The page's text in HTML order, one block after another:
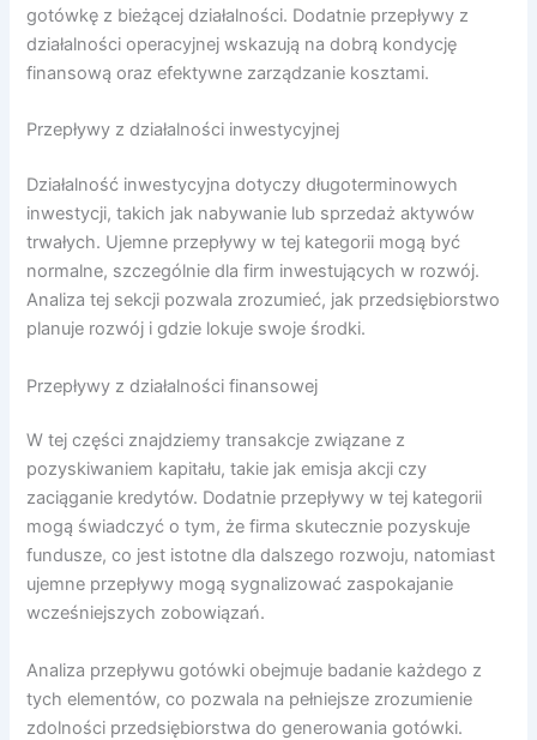
gotówkę z bieżącej działalności. Dodatnie przepływy z
działalności operacyjnej wskazują na dobrą kondycję
finansową oraz efektywne zarządzanie kosztami.
Przepływy z działalności inwestycyjnej
Działalność inwestycyjna dotyczy długoterminowych
inwestycji, takich jak nabywanie lub sprzedaż aktywów
trwałych. Ujemne przepływy w tej kategorii mogą być
normalne, szczególnie dla firm inwestujących w rozwój.
Analiza tej sekcji pozwala zrozumieć, jak przedsiębiorstwo
planuje rozwój i gdzie lokuje swoje środki.
Przepływy z działalności finansowej
W tej części znajdziemy transakcje związane z
pozyskiwaniem kapitału, takie jak emisja akcji czy
zaciąganie kredytów. Dodatnie przepływy w tej kategorii
mogą świadczyć o tym, że firma skutecznie pozyskuje
fundusze, co jest istotne dla dalszego rozwoju, natomiast
ujemne przepływy mogą sygnalizować zaspokajanie
wcześniejszych zobowiązań.
Analiza przepływu gotówki obejmuje badanie każdego z
tych elementów, co pozwala na pełniejsze zrozumienie
zdolności przedsiębiorstwa do generowania gotówki.